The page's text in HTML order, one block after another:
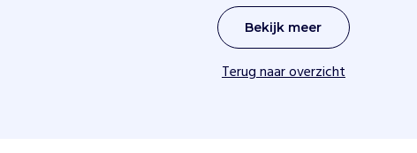
Bekijk meer
Terug naar overzicht